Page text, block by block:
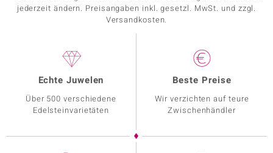
jederzeit ändern. Preisangaben inkl. gesetzl. MwSt. und zzgl.
Versandkosten.
Echte Juwelen
Über 500 verschiedene
Edelsteinvarietäten
Beste Preise
Wir verzichten auf teure
Zwischenhändler